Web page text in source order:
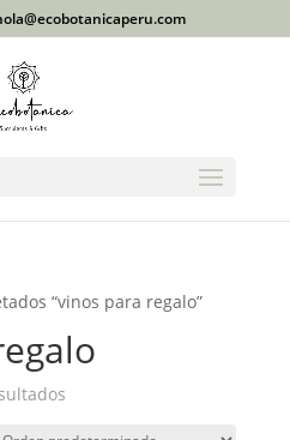
“vinos para regalo”